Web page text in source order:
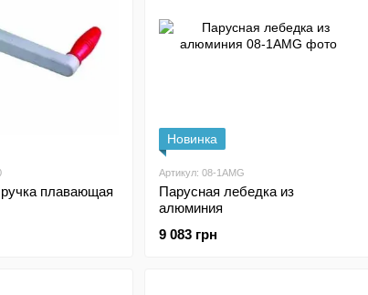
плавающая
Новинка
Артикул: 08-1AMG
Парусная лебедка из
алюминия
9 083 грн